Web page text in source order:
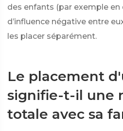
des enfants (par exemple
d’influence négative entre
les placer séparément.
Le placement
signifie-t-il une
totale avec sa